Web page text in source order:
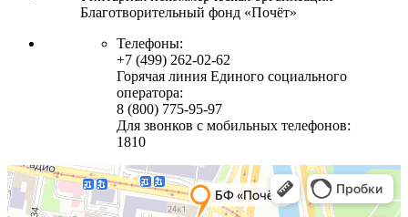
Благотворительный фонд «Почёт»
Телефоны:
+7 (499) 262-02-62
Горячая линия Единого социального
оператора:
8 (800) 775-95-97
Для звонков с мобильных телефонов:
1810